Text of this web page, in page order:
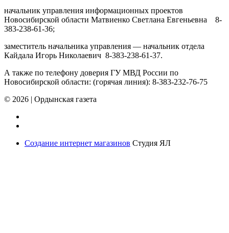
начальник управления информационных проектов
Новосибирской области Матвиенко Светлана Евгеньевна 8-
383-238-61-36;
заместитель начальника управления — начальник отдела
Кайдала Игорь Николаевич 8-383-238-61-37.
А также по телефону доверия ГУ МВД России по
Новосибирской области: (горячая линия): 8-383-232-76-75
© 2026 | Ордынская газета
Создание интернет магазинов Студия ЯЛ